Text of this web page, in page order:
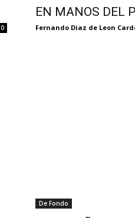
0
EN MANOS DEL
Fernando Diaz de Leon
De Fondo